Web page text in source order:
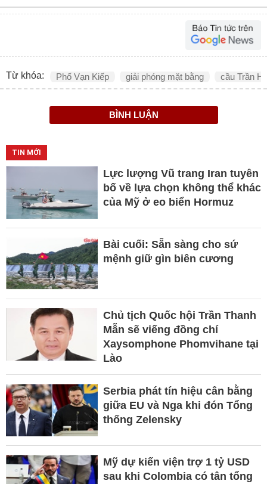
Từ khóa: Phố Vạn Kiếp giải phóng mặt bằng cầu Trần
BÌNH LUẬN
TIN MỚI
Lực lượng Vũ trang Iran tuyên
bố về lựa chọn không thể khác
của Mỹ ở eo biển Hormuz
Bài cuối: Sẵn sàng cho sứ
mệnh giữ gìn biên cương
Chủ tịch Quốc hội Trần Thanh
Mẫn sẽ viếng đồng chí
Xaysomphone Phomvihane tại
Lào
Serbia phát tín hiệu cân bằng
giữa EU và Nga khi đón Tổng
thống Zelensky
Mỹ dự kiến viện trợ 1 tỷ USD
sau khi Colombia có tân tổng